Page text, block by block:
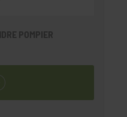
POMPIER